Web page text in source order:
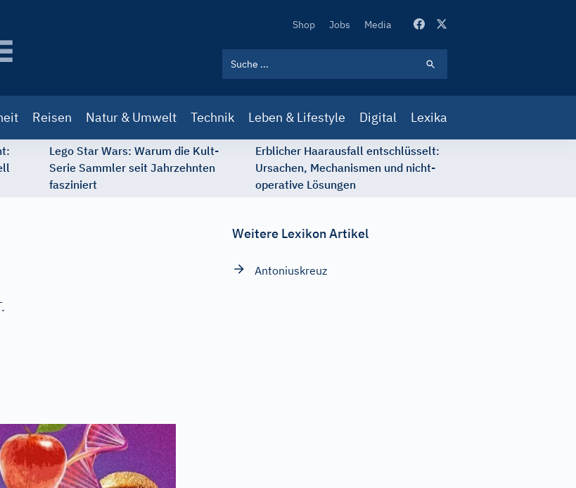
Secondary
Shop Jobs Media
Reisen Natur & Umwelt Technik Leben & Lifestyle Digital Lexika
Lego Star Wars: Warum die Kult-
Serie Sammler seit Jahrzehnten
fasziniert
Erblicher Haarausfall entschlüsselt:
Ursachen, Mechanismen und nicht-
operative Lösungen
Weitere Lexikon Artikel
Antoniuskreuz